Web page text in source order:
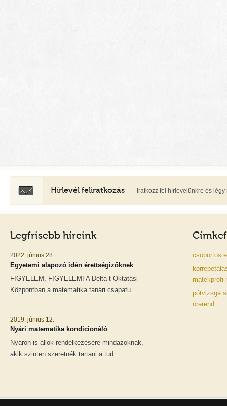
Hírlevél feliratkozás Iratkozz fel hírlevelünkre és
Legfrisebb híreink
2022. június 28.
Egyetemi alapozó idén érettségizőknek
FIGYELEM, FIGYELEM! A Delta t Oktatási
Központban a matematika tanári csapatu...
2019. június 12.
Nyári matematika kondicionáló
Nyáron is állok rendelkezésére mindazoknak,
akik szinten szeretnék tartani a tud...
csoportos
matekprofi
pótvizsga
órarend